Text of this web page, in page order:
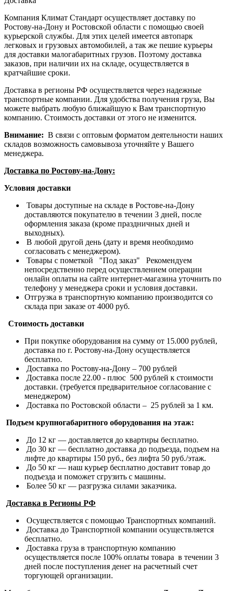
Компания Климат Стандарт осуществляет доставку по
Ростову-на-Дону и Ростовской области с помощью своей
курьерской службы. Для этих целей имеется автопарк
легковых и грузовых автомобилей, а так же пешие курьеры
для доставки малогабаритных грузов. Поэтому доставка
заказов, при наличии их на складе, осуществляется в
кратчайшие сроки.
Доставка в регионы РФ осуществляется через надежные
транспортные компании. Для удобства получения груза, Вы
можете выбрать любую ближайшую к Вам транспортную
компанию. Стоимость доставки от этого не изменится.
Внимание: В связи с оптовым форматом деятельности наших
складов возможность самовывоза уточняйте у Вашего
менеджера.
Доставка по Ростову-на-Дону:
Условия доставки
Товары доступные на складе в Ростове-на-Дону
доставляются покупателю в течении 3 дней, после
оформления заказа (кроме праздничных дней и
выходных).
В любой другой день (дату и время необходимо
согласовать с менеджером).
Товары с пометкой "Под заказ" Рекомендуем
непосредственно перед осуществлением операции
онлайн оплаты на сайте интернет-магазина уточнить по
телефону у менеджера сроки и условия доставки.
Отгрузка в транспортную компанию производится со
склада при заказе от 4000 руб.
Стоимость доставки
При покупке оборудования на сумму от 15.000 рублей,
доставка по г. Ростову-на-Дону осуществляется
бесплатно.
Доставка по Ростову-на-Дону – 700 рублей
Доставка после 22.00 - плюс 500 рублей к стоимости
доставки. (требуется предварительное согласование с
менеджером)
Доставка по Ростовской области – 25 рублей за 1 км.
Подъем крупногабаритного оборудования на этаж:
До 12 кг — доставляется до квартиры бесплатно.
До 30 кг — бесплатно доставка до подъезда, подъем на
лифте до квартиры 150 руб., без лифта 50 руб./этаж.
До 50 кг — наш курьер бесплатно доставит товар до
подъезда и поможет сгрузить с машины.
Более 50 кг — разгрузка силами заказчика.
Доставка в Регионы РФ
Осуществляется с помощью Транспортных компаний.
Доставка до Транспортной компании осуществляется
бесплатно.
Доставка груза в транспортную компанию
осуществляется после 100% оплаты товара в течении 3
дней после поступления денег на расчетный счет
торгующей организации.